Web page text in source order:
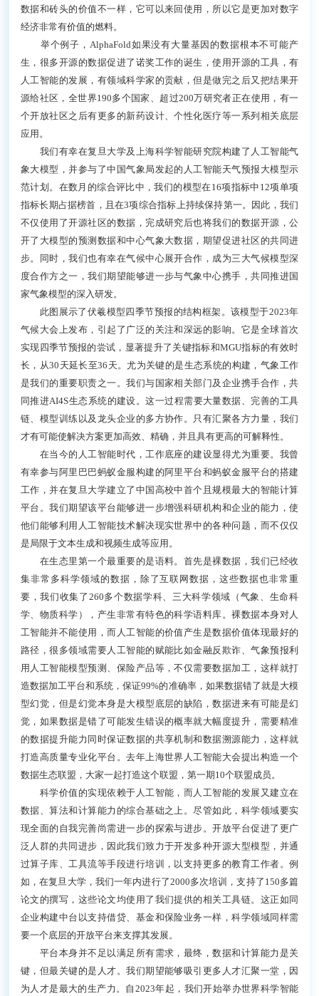
数据和砖头的价值不一样，它可以来回使用，所以它是更加对数字
经济非常有价值的燃料。
举个例子，AlphaFold如果没有大量基因的数据根本不可能产
生，很多开源的数据促进了诺奖工作的诞生，使用开源的工具，有
人工智能的发展，有领域科学家的贡献，但是做完之后又把结果开
源给社区，全世界190多个国家、超过200万研究者正在使用，有一
个开放社区之后有更多的新药设计、个性化医疗等一系列相关底层
应用。
我们有幸在复旦大学及上海科学智能研究院构建了人工智能气
象大模型，并参与了中国气象局发起的人工智能天气预报大模型示
范计划。在数月的综合评比中，我们的模型在16项指标中12项单项
指标长期占据榜首，且在3项综合指标上持续保持第一。因此，我们
不仅使用了开源社区的数据，完成研究后也将我们的数据开源，公
开了大模型的预测数据和中心气象大数据，期望促进社区的共同进
步。同时，我们也有幸在气候中心展开合作，成为三大气候模型深
度合作方之一，我们期望能够进一步与气象中心携手，共同推进国
家气象模型的深入研发。
此图展示了伏羲模型四季节预报的结构框架。该模型于2023年
气候大会上发布，引起了广泛的关注和深远的影响。它是全球首次
实现四季节预报的尝试，显著提升了关键指标和MGU指标的有效时
长，从30天延长至36天。尤为关键的是生态系统的构建，气象工作
是我们的重要职责之一。我们与国家相关部门及企业携手合作，共
同推进AI4S生态系统的建设。这一过程需要大量数据、完善的工具
链、模型训练以及龙头企业的多方协作。只有汇聚各方力量，我们
才有可能使解决方案更加高效、精确，并且具有更高的可解释性。
在当今的人工智能时代，工作底座的建设显得尤为重要。我曾
有幸参与阿里巴巴蚂蚁金服构建的阿里平台和蚂蚁金服平台的搭建
工作，并在复旦大学建立了中国高校中首个且规模最大的智能计算
平台。我们期望该平台能够进一步增强科研机构和企业的能力，使
他们能够利用人工智能技术解决现实世界中的各种问题，而不仅仅
是局限于文本生成和视频生成等应用。
在生态里第一个最重要的是语料。首先是裸数据，我们已经收
集非常多科学领域的数据，除了互联网数据，这些数据也非常重
要，我们收集了260多个数据学科、三大科学领域（气象、生命科
学、物质科学），产生非常有特色的科学语料库。裸数据本身对人
工智能并不能使用，而人工智能的价值产生是数据价值体现最好的
路径，很多领域需要人工智能的赋能比如金融反欺诈、气象预报利
用人工智能模型预测、保险产品等，不仅需要数据加工，这样就打
造数据加工平台和系统，保证99%的准确率，如果数据错了就是大模
型幻觉，但是幻觉本身是大模型底层的缺陷，数据进来有可能是幻
觉，如果数据是错了可能发生错误的概率就大幅度提升，需要精准
的数据提升能力同时保证数据的共享机制和数据溯源能力，这样就
打造高质量专业化平台。去年上海世界人工智能大会提出构造一个
数据生态联盟，大家一起打造这个联盟，第一期10个联盟成员。
科学价值的实现依赖于人工智能，而人工智能的发展又建立在
数据、算法和计算能力的综合基础之上。尽管如此，科学领域要实
现全面的自我完善尚需进一步的探索与进步。开放平台促进了更广
泛人群的共同进步，因此我们致力于开发多种开源大型模型，并通
过算子库、工具流等手段进行培训，以支持更多的教育工作者。例
如，在复旦大学，我们一年内进行了2000多次培训，支持了150多篇
论文的撰写，这些论文均使用了我们提供的相关工具链。这正如同
企业构建中台以支持借贷、基金和保险业务一样，科学领域同样需
要一个底层的开放平台来支撑其发展。
平台本身并不足以满足所有需求，最终，数据和计算能力是关
键，但最关键的是人才。我们期望能够吸引更多人才汇聚一堂，因
为人才是最大的生产力。自2023年起，我们开始举办世界科学智能